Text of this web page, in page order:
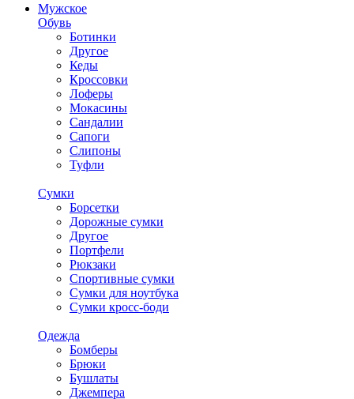
Мужское
Обувь
Ботинки
Другое
Кеды
Кроссовки
Лоферы
Мокасины
Сандалии
Сапоги
Слипоны
Туфли
Сумки
Борсетки
Дорожные сумки
Другое
Портфели
Рюкзаки
Спортивные сумки
Сумки для ноутбука
Сумки кросс-боди
Одежда
Бомберы
Брюки
Бушлаты
Джемпера